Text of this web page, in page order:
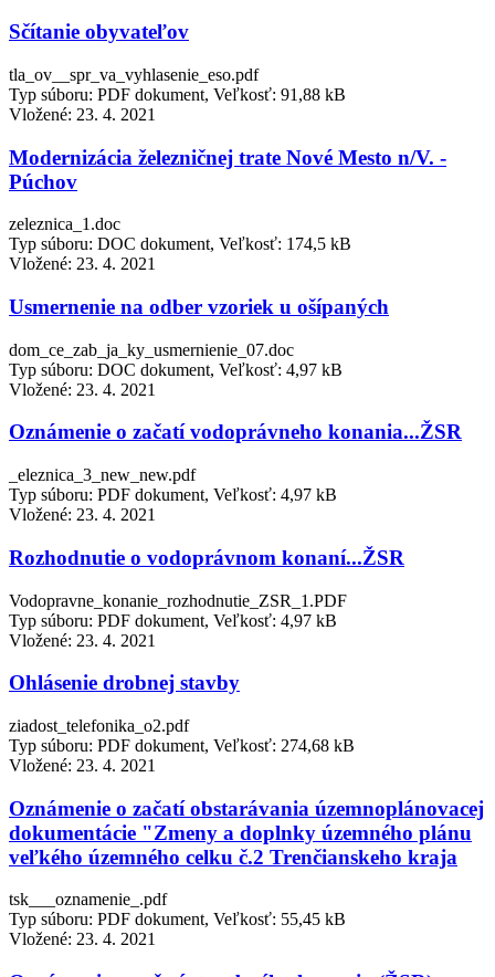
Sčítanie obyvateľov
tla_ov__spr_va_vyhlasenie_eso.pdf
Typ súboru: PDF dokument, Veľkosť: 91,88 kB
Vložené: 23. 4. 2021
Modernizácia železničnej trate Nové Mesto n/V. -
Púchov
zeleznica_1.doc
Typ súboru: DOC dokument, Veľkosť: 174,5 kB
Vložené: 23. 4. 2021
Usmernenie na odber vzoriek u ošípaných
dom_ce_zab_ja_ky_usmernienie_07.doc
Typ súboru: DOC dokument, Veľkosť: 4,97 kB
Vložené: 23. 4. 2021
Oznámenie o začatí vodoprávneho konania...ŽSR
_eleznica_3_new_new.pdf
Typ súboru: PDF dokument, Veľkosť: 4,97 kB
Vložené: 23. 4. 2021
Rozhodnutie o vodoprávnom konaní...ŽSR
Vodopravne_konanie_rozhodnutie_ZSR_1.PDF
Typ súboru: PDF dokument, Veľkosť: 4,97 kB
Vložené: 23. 4. 2021
Ohlásenie drobnej stavby
ziadost_telefonika_o2.pdf
Typ súboru: PDF dokument, Veľkosť: 274,68 kB
Vložené: 23. 4. 2021
Oznámenie o začatí obstarávania územnoplánovacej
dokumentácie "Zmeny a doplnky územného plánu
veľkého územného celku č.2 Trenčianskeho kraja
tsk___oznamenie_.pdf
Typ súboru: PDF dokument, Veľkosť: 55,45 kB
Vložené: 23. 4. 2021